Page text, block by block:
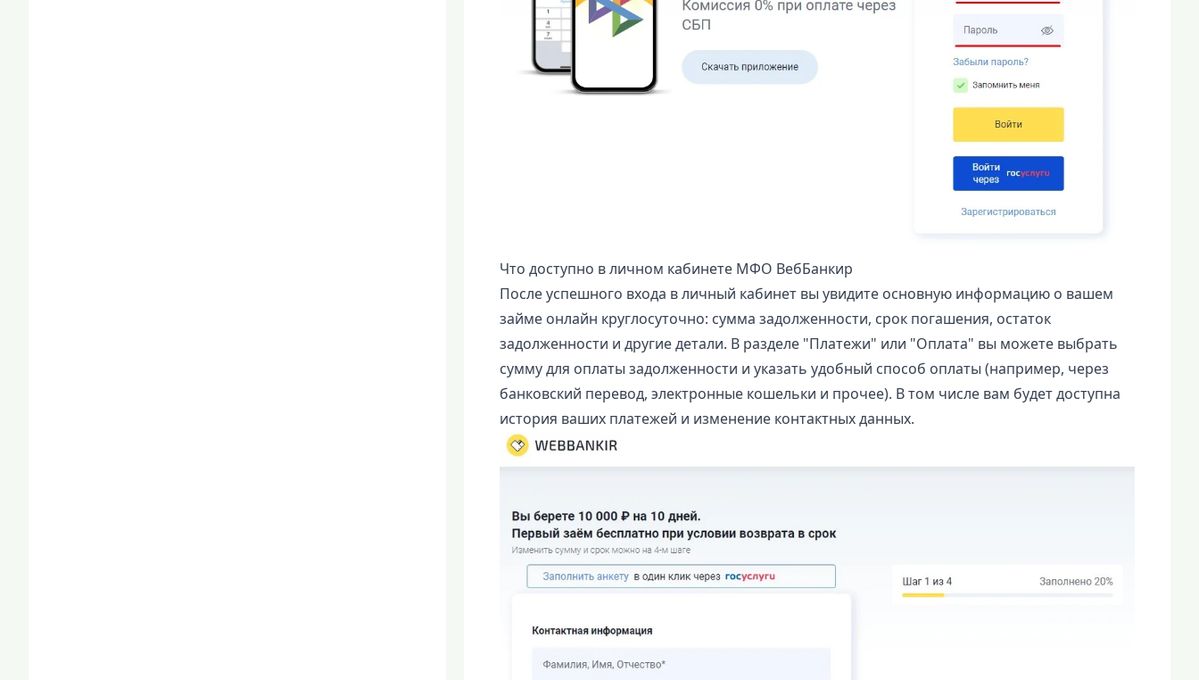
Что доступно в личном кабинете МФО ВебБанкир
После успешного входа в личный кабинет вы увидите основную информацию о вашем
займе онлайн круглосуточно: сумма задолженности, срок погашения, остаток
задолженности и другие детали. В разделе "Платежи" или "Оплата" вы можете выбрать
сумму для оплаты задолженности и указать удобный способ оплаты (например, через
банковский перевод, электронные кошельки и прочее). В том числе вам будет доступна
история ваших платежей и изменение контактных данных.